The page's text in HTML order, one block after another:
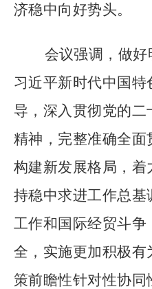
济稳中向好势头。
会议强调，做
习近平新时代中国
导，深入贯彻党的
精神，完整准确全面
构建新发展格局，着
持稳中求进工作总
工作和国际经贸斗
全，实施更加积极有
策前瞻性针对性协